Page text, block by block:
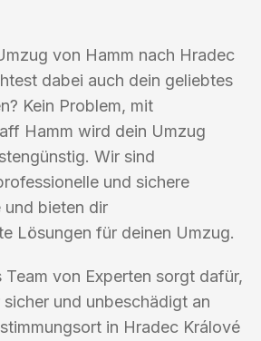
von Hamm nach Hradec
dabei auch dein geliebtes
Kein Problem, mit
Hamm wird dein Umzug
Wir sind
und sichere
und bieten dir
Lösungen für deinen Umzug.
Team von Experten sorgt dafür,
und unbeschädigt an
in Hradec Králové